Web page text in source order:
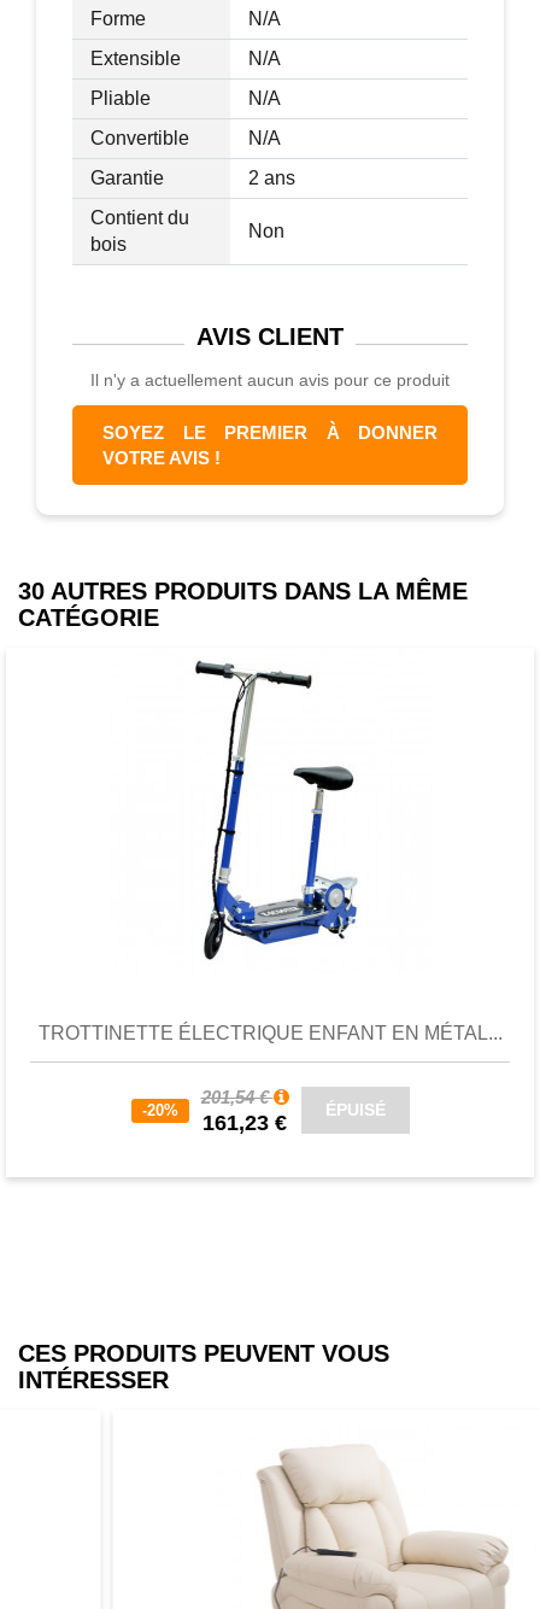
Forme
N/A
Extensible
N/A
Pliable
N/A
Convertible
N/A
Garantie
2 ans
Contient du
bois
Non
AVIS CLIENT
Il n'y a actuellement aucun avis pour ce produit
SOYEZ LE PREMIER À DONNER
VOTRE AVIS !
30 AUTRES PRODUITS DANS LA MÊME
CATÉGORIE
TROTTINETTE ÉLECTRIQUE ENFANT EN MÉTAL...
-20%
201,54 €
161,23 €
ÉPUISÉ
CES PRODUITS PEUVENT VOUS
INTÉRESSER